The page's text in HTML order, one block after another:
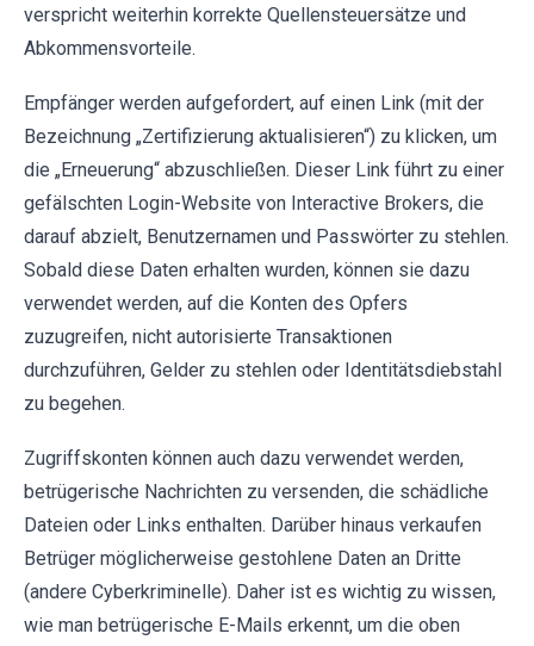
verspricht weiterhin korrekte Quellensteuersätze und
Abkommensvorteile.
Empfänger werden aufgefordert, auf einen Link (mit der
Bezeichnung „Zertifizierung aktualisieren“) zu klicken, um
die „Erneuerung“ abzuschließen. Dieser Link führt zu einer
gefälschten Login-Website von Interactive Brokers, die
darauf abzielt, Benutzernamen und Passwörter zu stehlen.
Sobald diese Daten erhalten wurden, können sie dazu
verwendet werden, auf die Konten des Opfers
zuzugreifen, nicht autorisierte Transaktionen
durchzuführen, Gelder zu stehlen oder Identitätsdiebstahl
zu begehen.
Zugriffskonten können auch dazu verwendet werden,
betrügerische Nachrichten zu versenden, die schädliche
Dateien oder Links enthalten. Darüber hinaus verkaufen
Betrüger möglicherweise gestohlene Daten an Dritte
(andere Cyberkriminelle). Daher ist es wichtig zu wissen,
wie man betrügerische E-Mails erkennt, um die oben